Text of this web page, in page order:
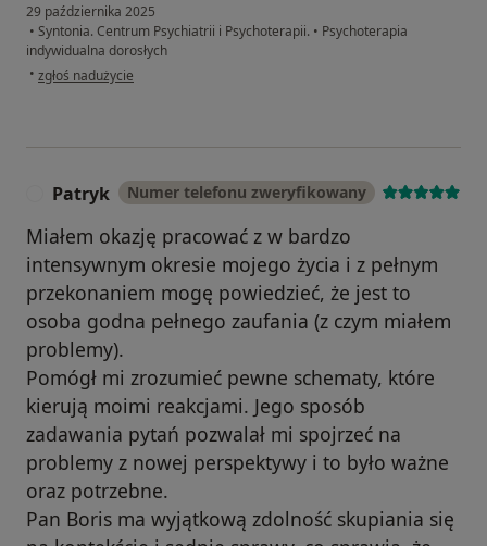
29 października 2025
• Syntonia. Centrum Psychiatrii i Psychoterapii. • Psychoterapia
indywidualna dorosłych
• w opinii użytkownika M
zgłoś nadużycie
Patryk Numer telefonu zweryfikowany
Miałem okazję pracować z w bardzo
intensywnym okresie mojego życia i z pełnym
przekonaniem mogę powiedzieć, że jest to
osoba godna pełnego zaufania (z czym miałem
problemy).
Pomógł mi zrozumieć pewne schematy, które
kierują moimi reakcjami. Jego sposób
zadawania pytań pozwalał mi spojrzeć na
problemy z nowej perspektywy i to było ważne
oraz potrzebne.
Pan Boris ma wyjątkową zdolność skupiania się